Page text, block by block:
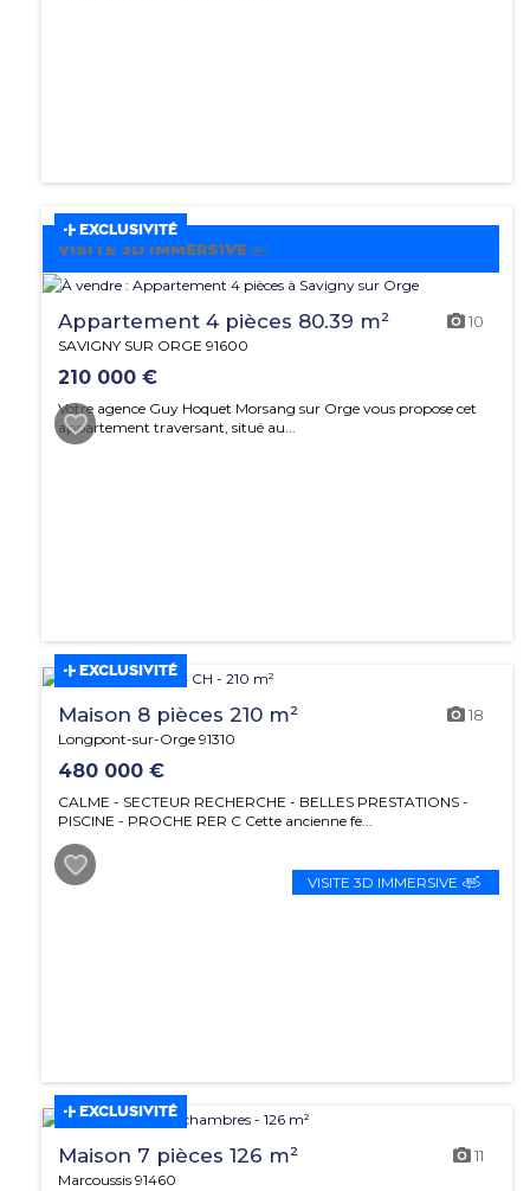
EXCLUSIVITÉ
VISITE 3D IMMERSIVE
Appartement 4 pièces 80.39 m² 10
SAVIGNY SUR ORGE 91600
210 000 €
Votre agence Guy Hoquet Morsang sur Orge vous propose cet
appartement traversant, situé au...
EXCLUSIVITÉ
VISITE 3D IMMERSIVE
Maison 8 pièces 210 m² 18
Longpont-sur-Orge 91310
480 000 €
CALME - SECTEUR RECHERCHE - BELLES PRESTATIONS -
PISCINE - PROCHE RER C Cette ancienne fe...
EXCLUSIVITÉ
Maison 7 pièces 126 m² 11
Marcoussis 91460